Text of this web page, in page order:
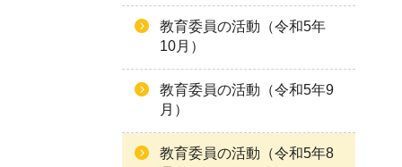
教育委員の活動（令和5年
10月）
教育委員の活動（令和5年9
月）
教育委員の活動（令和5年8